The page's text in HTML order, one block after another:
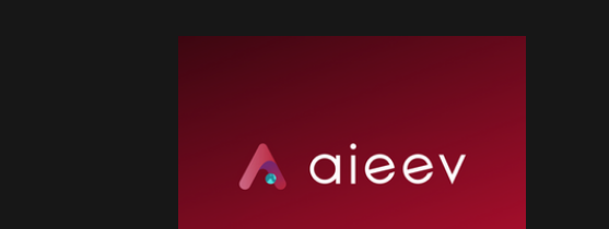
로 16개 대학 연구실에서도 프로그램에 참여
만 해도 크레딧 즉시 지급! 기존에는 신청폼 작
성 후 크레딧을 직접 등록해야 하는 번거로움
이 있었는데요. 이번 연장을 계기로 프로세스